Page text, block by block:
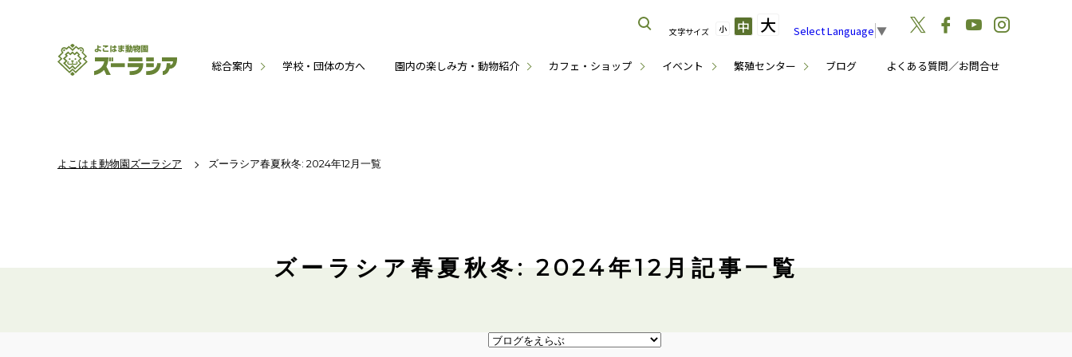
総合案内 学校・団体の方へ 園内の楽しみ方・動物紹介 カフェ・ショップ イベント 繁殖センター ブログ よくある質問／お問合せ
文字サイズ 小 中 大 Select Language ▼
よこはま動物園ズーラシア ズーラシア春夏秋冬: 2024年12月一覧
ズーラシア春夏秋冬: 2024年12月記事一覧